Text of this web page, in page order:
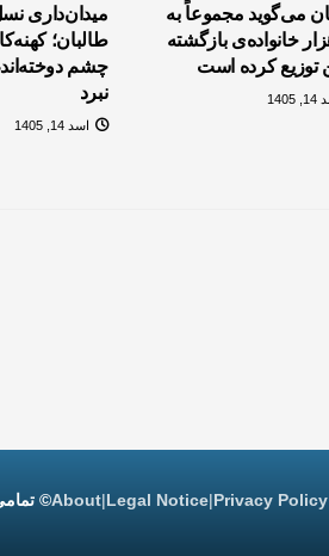
می‌گوید مجموعاً به
هزار خانواده‌ی بازگشته
توزیع کرده است
میدان‌داری
طالبان؛
چشم
نبرد
اسد 14, 1405
Privacy Policy
|
Legal Notice
|
About
©